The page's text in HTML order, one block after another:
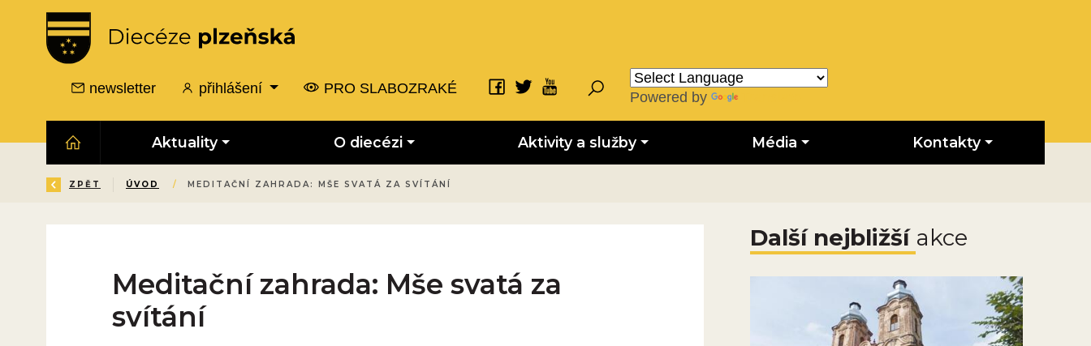
newsletter přihlášení PRO SLABOZRAKÉ
Powered by
Aktuality O diecézi Aktivity a služby Média Kontakty
ZPĚT ÚVOD / MEDITAČNÍ ZAHRADA: MŠE SVATÁ ZA SVÍTÁNÍ
Meditační zahrada: Mše svatá za
svítání
Další nejbližší akce